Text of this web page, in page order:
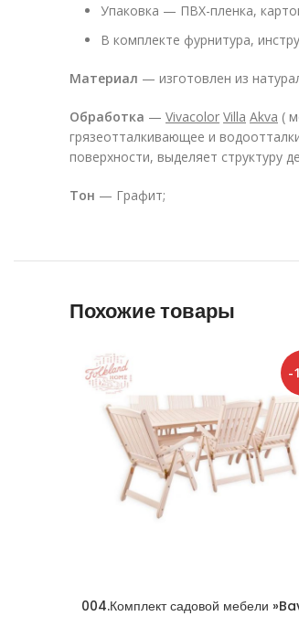
Упаковка — ПВХ-пленка,
В комплекте фурнитура,
Материал — изготовлен из
Обработка — Vivacolor Villa Akva (
грязеотталкивающее и
поверхности, выделяет структуру
Тон — Графит;
Похожие товары
-
004.Комплект садовой мебели